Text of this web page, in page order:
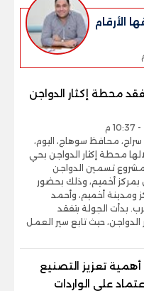
الأرقام
محطة إكثار الدواجن
سراج، محافظ سوهاج، اليوم،
محطة إكثار الدواجن بحي
تسمين الدواجن
بمركز أخميم، وذلك بحضور
ومدينة أخميم، وأحمد
بدأت الجولة بتفقد
حيث تابع سير العمل
أهمية تعزيز التصنيع
على الواردات